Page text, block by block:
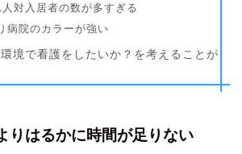
対入居者の数が多すぎる
病院のカラーが強い
境で看護をしたいか？を考えることが
りはるかに時間が足りない